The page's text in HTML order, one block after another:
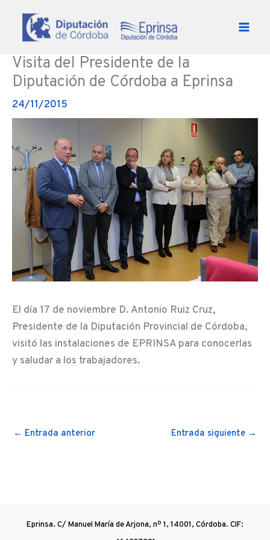
Visita del Presidente de la
Diputación de Córdoba a Eprinsa
24/11/2015
El día 17 de noviembre D. Antonio Ruiz Cruz,
Presidente de la Diputación Provincial de Córdoba,
visitó las instalaciones de EPRINSA para conocerlas
y saludar a los trabajadores.
← Entrada anterior Entrada siguiente →
Eprinsa. C/ Manuel María de Arjona, nº 1, 14001, Córdoba. CIF: